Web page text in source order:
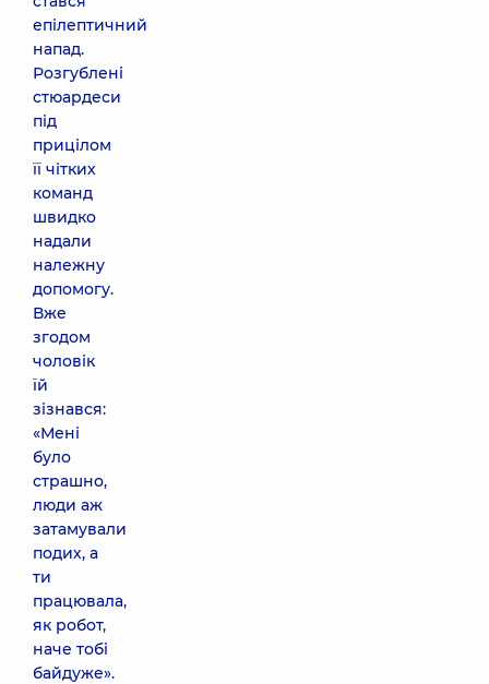
епілептичний
напад.
Розгублені
стюардеси
під
прицілом
її чітких
команд
швидко
надали
належну
допомогу.
Вже
згодом
чоловік
їй
зізнався:
«Мені
було
страшно,
люди аж
затамували
подих, а
ти
працювала,
як робот,
наче тобі
байдуже».